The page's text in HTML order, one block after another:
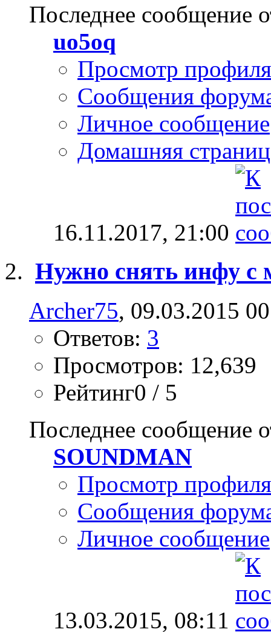
Последнее сообщение
uo5oq
Просмотр профиля
Сообщения
Личное сообщение
Домашняя
16.11.2017, 21:00
Нужно снять инфу с
Archer75, 09.03.2015
Ответов: 3
Просмотров: 12,639
Рейтинг0 / 5
Последнее сообщение
SOUNDMAN
Просмотр профиля
Сообщения
Личное сообщение
13.03.2015, 08:11